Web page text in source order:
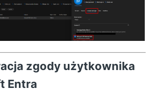
zgody użytkownika
Entra